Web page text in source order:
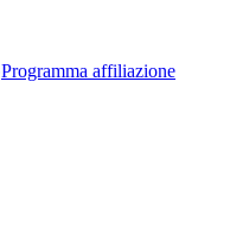
Programma affiliazione